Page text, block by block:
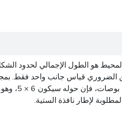
هو الطول الإجمالي لحدود
لإطار نافذة الستية.